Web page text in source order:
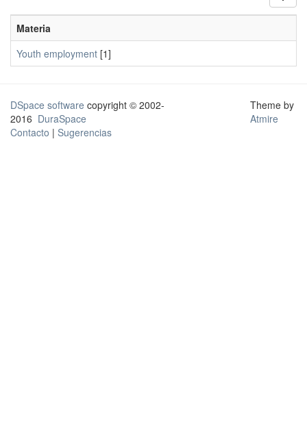
Materia
Youth employment [1]
DSpace software copyright © 2002-
2016 DuraSpace
Contacto | Sugerencias
Theme by
Atmire